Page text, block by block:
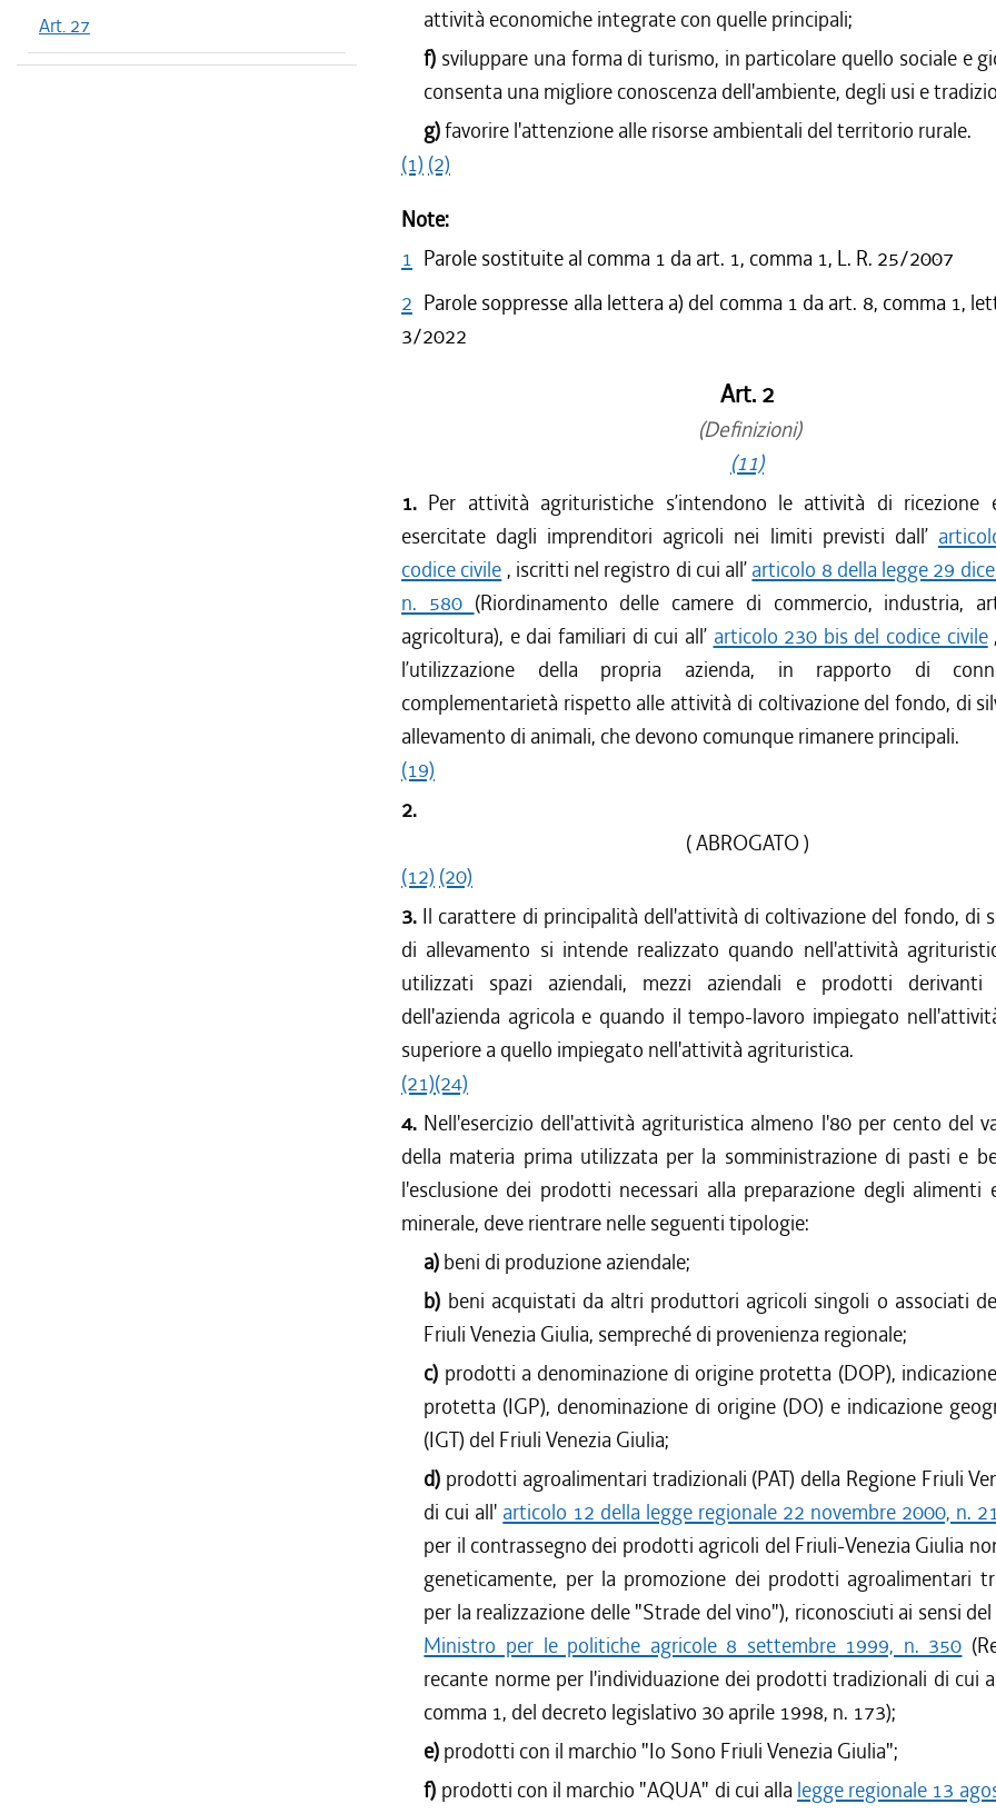
Art. 27
attività economiche integrate con quelle principali;
f) sviluppare una forma di turismo, in particolare quello sociale e
consenta una migliore conoscenza dell'ambiente, degli usi e
g)favorire l'attenzione alle risorse ambientali del territorio rurale.
(1) (2)
Note:
1 Parole sostituite al comma 1 da art. 1, comma 1, L. R. 25/2007
2 Parole soppresse alla lettera a) del comma 1 da art. 8, comma 1,
3/2022
Art. 2
(Definizioni)
(11)
1. Per attività agrituristiche s’intendono le attività di ricezione
esercitate dagli imprenditori agricoli nei limiti previsti dall’
codice civile , iscritti nel registro di cui all’ articolo 8 della legge 29
n. 580 (Riordinamento delle camere di commercio, industria,
agricoltura), e dai familiari di cui all’ articolo 230 bis del codice civile
l’utilizzazione della propria azienda, in rapporto di
complementarietà rispetto alle attività di coltivazione del fondo, di
allevamento di animali, che devono comunque rimanere principali.
(19)
2.
( ABROGATO )
(12) (20)
3. Il carattere di principalità dell'attività di coltivazione del fondo, di
di allevamento si intende realizzato quando nell'attività
utilizzati spazi aziendali, mezzi aziendali e prodotti derivanti
dell'azienda agricola e quando il tempo-lavoro impiegato
superiore a quello impiegato nell'attività agrituristica.
(21)(24)
4. Nell'esercizio dell'attività agrituristica almeno l'80 per cento del
della materia prima utilizzata per la somministrazione di pasti e
l'esclusione dei prodotti necessari alla preparazione degli alimenti
minerale, deve rientrare nelle seguenti tipologie:
a) beni di produzione aziendale;
b) beni acquistati da altri produttori agricoli singoli o associati
Friuli Venezia Giulia, sempreché di provenienza regionale;
c) prodotti a denominazione di origine protetta (DOP),
protetta (IGP), denominazione di origine (DO) e indicazione
(IGT) del Friuli Venezia Giulia;
d) prodotti agroalimentari tradizionali (PAT) della Regione Friuli
di cui all' articolo 12 della legge regionale 22 novembre 2000, n.
per il contrassegno dei prodotti agricoli del Friuli-Venezia Giulia
geneticamente, per la promozione dei prodotti agroalimentari
per la realizzazione delle "Strade del vino"), riconosciuti ai sensi del
Ministro per le politiche agricole 8 settembre 1999, n. 350
recante norme per l'individuazione dei prodotti tradizionali di cui
comma 1, del decreto legislativo 30 aprile 1998, n. 173);
e) prodotti con il marchio "Io Sono Friuli Venezia Giulia";
f) prodotti con il marchio "AQUA" di cui alla legge regionale 13